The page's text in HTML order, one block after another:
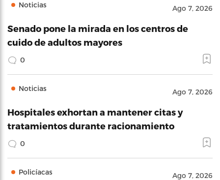
Noticias Ago 7, 2026
Senado pone la mirada en los centros de
cuido de adultos mayores
0
Noticias Ago 7, 2026
Hospitales exhortan a mantener citas y
tratamientos durante racionamiento
0
Policíacas Ago 7, 2026